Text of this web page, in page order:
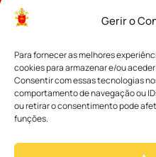
Gerir o
Para fornecer as melhores
cookies para armazenar e/ou
Consentir com essas tecnologias
comportamento de navegação ou
ou retirar o consentimento pode
funções.
Padroeira
Notícias
Notícias da Arquidiocese
Notícias Cáritas